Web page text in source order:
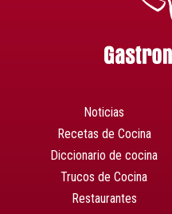
Noticias
Recetas de Cocina
Diccionario de cocina
Trucos de Cocina
Restaurantes